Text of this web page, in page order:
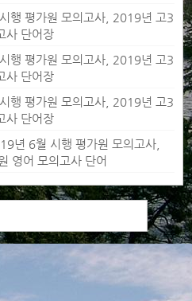
행 평가원 모의고사, 2019년 고3
사 단어장
행 평가원 모의고사, 2019년 고3
사 단어장
행 평가원 모의고사, 2019년 고3
사 단어장
년 6월 시행 평가원 모의고사,
영어 모의고사 단어